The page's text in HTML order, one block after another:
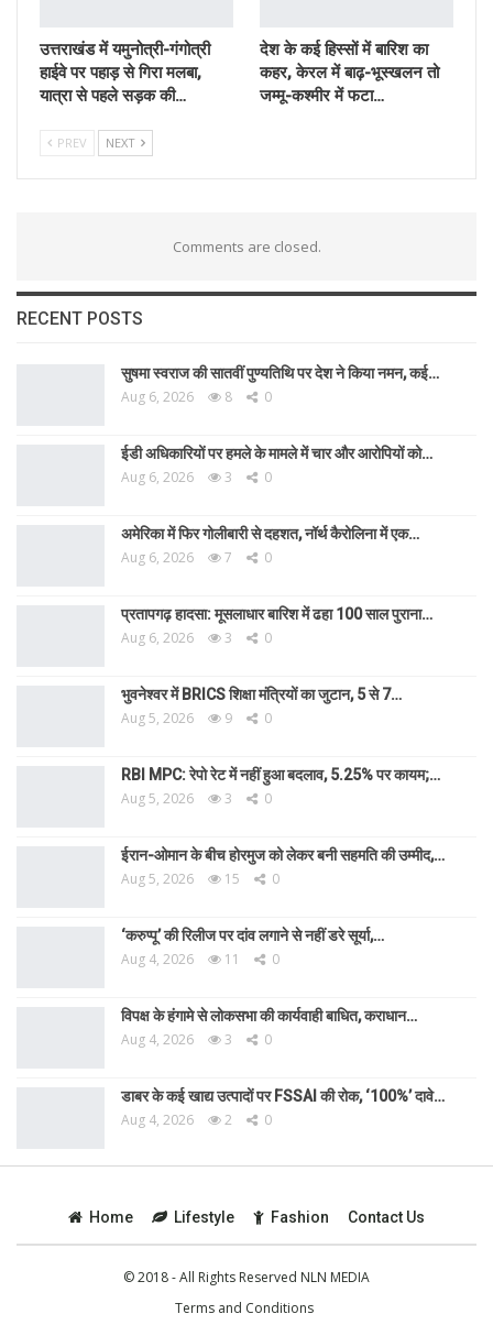
उत्तराखंड में यमुनोत्री-गंगोत्री
हाईवे पर पहाड़ से गिरा मलबा,
यात्रा से पहले सड़क की…
देश के कई हिस्सों में बारिश का
कहर, केरल में बाढ़-भूस्खलन तो
जम्मू-कश्मीर में फटा…
PREV NEXT
Comments are closed.
RECENT POSTS
सुषमा स्वराज की सातवीं पुण्यतिथि पर देश ने किया नमन, कई…
Aug 6, 2026 8 0
ईडी अधिकारियों पर हमले के मामले में चार और आरोपियों को…
Aug 6, 2026 3 0
अमेरिका में फिर गोलीबारी से दहशत, नॉर्थ कैरोलिना में एक…
Aug 6, 2026 7 0
प्रतापगढ़ हादसा: मूसलाधार बारिश में ढहा 100 साल पुराना…
Aug 6, 2026 3 0
भुवनेश्वर में BRICS शिक्षा मंत्रियों का जुटान, 5 से 7…
Aug 5, 2026 9 0
RBI MPC: रेपो रेट में नहीं हुआ बदलाव, 5.25% पर कायम;…
Aug 5, 2026 3 0
ईरान-ओमान के बीच होरमुज को लेकर बनी सहमति की उम्मीद,…
Aug 5, 2026 15 0
‘करुप्पू’ की रिलीज पर दांव लगाने से नहीं डरे सूर्या,…
Aug 4, 2026 11 0
विपक्ष के हंगामे से लोकसभा की कार्यवाही बाधित, कराधान…
Aug 4, 2026 3 0
डाबर के कई खाद्य उत्पादों पर FSSAI की रोक, ‘100%’ दावे…
Aug 4, 2026 2 0
Home Lifestyle Fashion Contact Us
© 2018 - All Rights Reserved NLN MEDIA
Terms and Conditions